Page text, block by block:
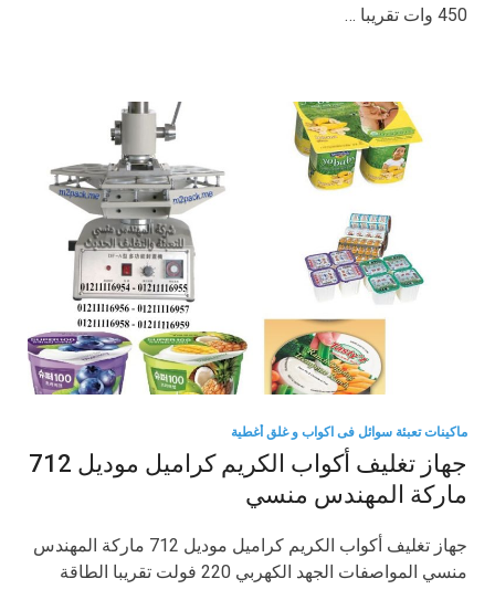
450 وات تقريبا …
ماكينات تعبئة سوائل فى اكواب و غلق أغطية
جهاز تغليف أكواب الكريم كراميل موديل 712
ماركة المهندس منسي
جهاز تغليف أكواب الكريم كراميل موديل 712 ماركة المهندس
منسي المواصفات الجهد الكهربي 220 فولت تقريبا الطاقة